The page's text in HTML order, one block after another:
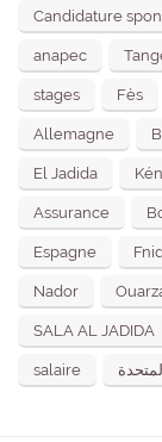
Candidature
anapec
stages Fès
Allemagne
El Jadida
Assurance
Espagne
Nador
SALA AL JADIDA
salaire